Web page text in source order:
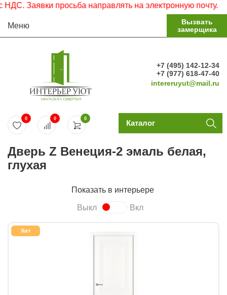
просьба направлять на электронную почту.
Меню
Вызвать
замерщика
+7 (495) 142-12-34
+7 (977) 618-47-40
intereruyut@mail.ru
0
0 0 Каталог
Дверь Z Венеция-2 эмаль белая,
глухая
Показать в интерьере
Выкл Вкл
Хит